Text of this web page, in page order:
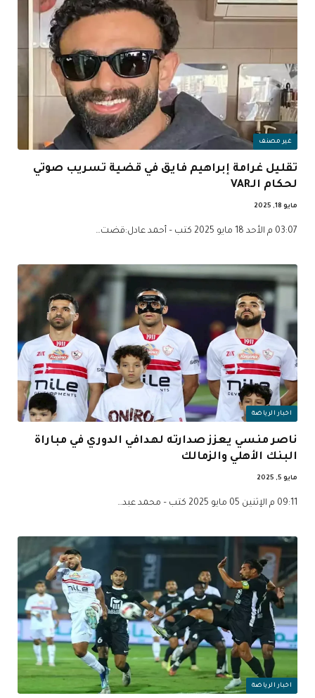
غير مصنف
تقليل غرامة إبراهيم فايق في قضية تسريب صوتي
لحكام الـVAR
مايو 18, 2025
03:07 م الأحد 18 مايو 2025 كتب – أحمد عادل:قضت…
اخبار الرياضة
ناصر منسي يعزز صدارته لهدافي الدوري في مباراة
البنك الأهلي والزمالك
مايو 5, 2025
09:11 م الإثنين 05 مايو 2025 كتب – محمد عبد…
اخبار الرياضة